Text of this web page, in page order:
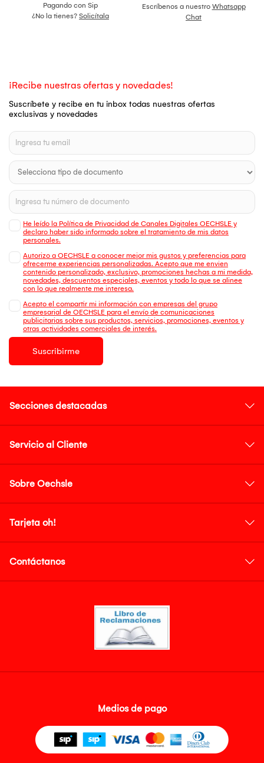
Pagando con Sip
¿No la tienes? Solicítala
Escríbenos a nuestro Whatsapp
Chat
¡Recibe nuestras ofertas y novedades!
Suscríbete y recibe en tu inbox todas nuestras ofertas
exclusivas y novedades
He leído la Política de Privacidad de Canales Digitales OECHSLE y
declaro haber sido informado sobre el tratamiento de mis datos
personales.
Autorizo a OECHSLE a conocer mejor mis gustos y preferencias para
ofrecerme experiencias personalizadas. Acepto que me envien
contenido personalizado, exclusivo, promociones hechas a mi medida,
novedades, descuentos especiales, eventos y todo lo que se alinee
con lo que realmente me interesa.
Acepto el compartir mi información con empresas del grupo
empresarial de OECHSLE para el envío de comunicaciones
publicitarias sobre sus productos, servicios, promociones, eventos y
otras actividades comerciales de interés.
Suscribirme
Secciones destacadas
Servicio al Cliente
Sobre Oechsle
Tarjeta oh!
Contáctanos
Medios de pago